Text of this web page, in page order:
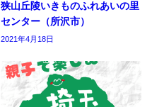
狭山丘陵いきものふれあいの里
センター（所沢市）
2021年4月18日